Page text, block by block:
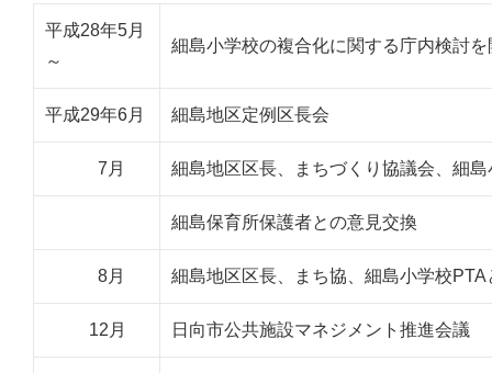
平成28年5月
～
細島小学校の複合化に関する庁内検討を
平成29年6月 細島地区定例区長会
7月 細島地区区長、まちづくり協議会、細
細島保育所保護者との意見交換
8月 細島地区区長、まち協、細島小学校PTA
12月 日向市公共施設マネジメント推進会議